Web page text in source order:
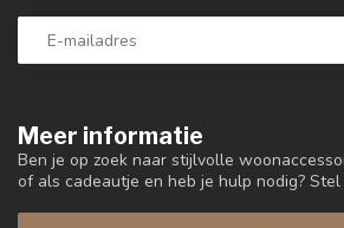
Meer informatie
Ben je op zoek naar stijlvolle
of als cadeautje en heb je hulp nodig?